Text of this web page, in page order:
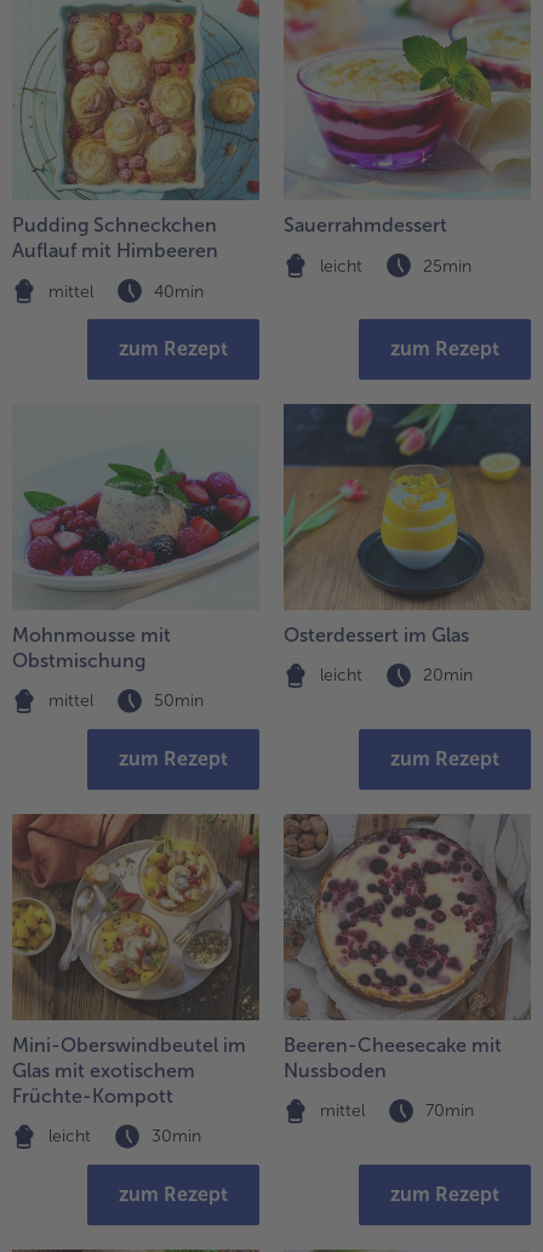
Pudding Schneckchen
Auflauf mit Himbeeren
mittel 40min
zum Rezept
Sauerrahmdessert
leicht 25min
zum Rezept
Mohnmousse mit
Obstmischung
mittel 50min
zum Rezept
Osterdessert im Glas
leicht 20min
zum Rezept
Mini-Oberswindbeutel im
Glas mit exotischem
Früchte-Kompott
leicht 30min
zum Rezept
Beeren-Cheesecake mit
Nussboden
mittel 70min
zum Rezept